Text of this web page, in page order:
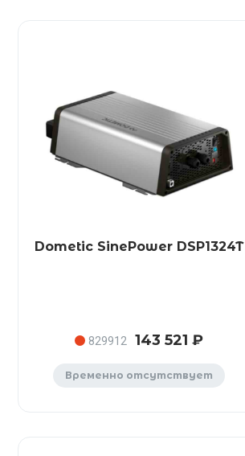
Dometic SinePower DSP1324T
829912 143 521 ₽
Временно отсутствует